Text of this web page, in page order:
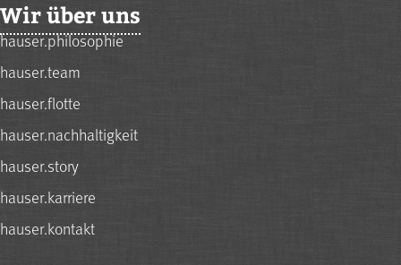
Wir über uns
hauser.philosophie
hauser.team
hauser.flotte
hauser.nachhaltigkeit
hauser.story
hauser.karriere
hauser.kontakt